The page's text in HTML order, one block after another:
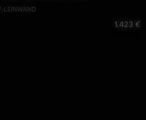
orange anthrazit schwarz
LEINWAND
1.423 €